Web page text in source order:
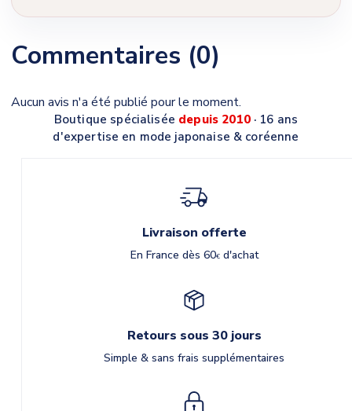
Commentaires (0)
Aucun avis n'a été publié pour le moment.
Boutique spécialisée depuis 2010· 16 ans
d'expertise en mode japonaise & coréenne
Livraison offerte
En France dès 60€d'achat
Retours sous 30 jours
Simple & sans frais supplémentaires